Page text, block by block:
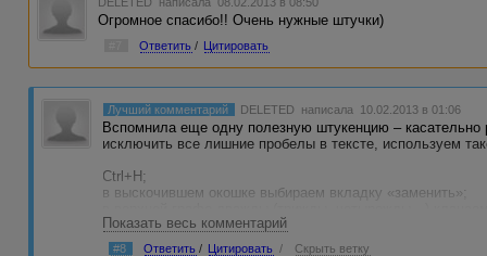
Огромное спасибо!! Очень нужные штучки)
Ответить / Цитировать
Лучший комментарий DELETED написала 10.02.2013 в 01:06
Вспомнила еще одну полезную штукенцию – касательно
исключить все лишние пробелы в тексте, используем
Ctrl+H;
в выскочившем окошке выбираем вкладку «заменить»;
курсор устанавливаем в начало текста;
выбираем «заменить все».
Показать весь комментарий
#8 Ответить / Цитировать / Скрыть ветку